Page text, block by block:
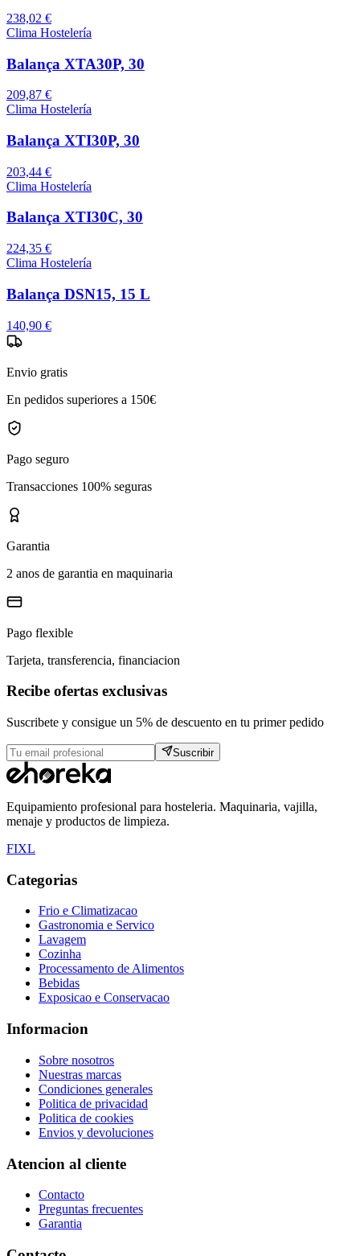
238,02 €
Clima Hostelería
Balança XTA30P, 30
209,87 €
Clima Hostelería
Balança XTI30P, 30
203,44 €
Clima Hostelería
Balança XTI30C, 30
224,35 €
Clima Hostelería
Balança DSN15, 15 L
140,90 €
Envio gratis
En pedidos superiores a 150€
Pago seguro
Transacciones 100% seguras
Garantia
2 anos de garantia en maquinaria
Pago flexible
Tarjeta, transferencia, financiacion
Recibe ofertas exclusivas
Suscribete y consigue un 5% de descuento en tu primer pedido
Suscribir
Equipamiento profesional para hosteleria. Maquinaria, vajilla,
menaje y productos de limpieza.
FIXL
Categorias
Frio e Climatizacao
Gastronomia e Servico
Lavagem
Cozinha
Processamento de Alimentos
Bebidas
Exposicao e Conservacao
Informacion
Sobre nosotros
Nuestras marcas
Condiciones generales
Politica de privacidad
Politica de cookies
Envios y devoluciones
Atencion al cliente
Contacto
Preguntas frecuentes
Garantia